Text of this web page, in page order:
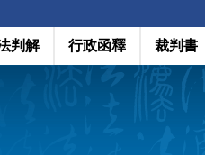
判解 行政函釋 裁判書